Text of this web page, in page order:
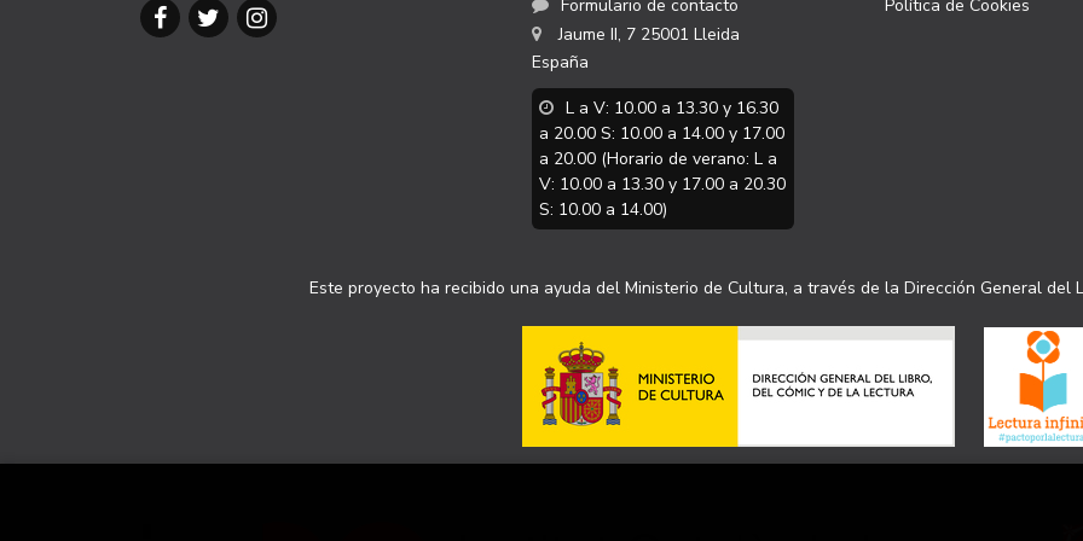
Formulario de contacto
Jaume II, 7 25001 Lleida
España
L a V: 10.00 a 13.30 y 16.30
a 20.00 S: 10.00 a 14.00 y 17.00
a 20.00 (Horario de verano: L a
V: 10.00 a 13.30 y 17.00 a 20.30
S: 10.00 a 14.00)
Política de Cookies
Este proyecto ha recibido una ayuda del Ministerio de Cultura, a través de la Dirección General del